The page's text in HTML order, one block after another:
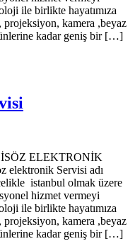
ile birlikte hayatımıza
kamera ,beyaz
kadar geniş bir […]
ELEKTRONİK
Servisi adı
istanbul olmak üzere
hizmet vermeyi
ile birlikte hayatımıza
kamera ,beyaz
kadar geniş bir […]